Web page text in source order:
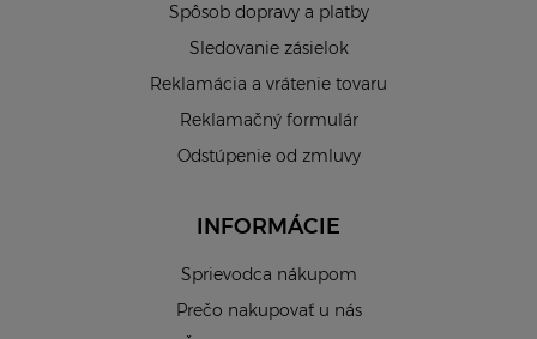
Spôsob dopravy a platby
Sledovanie zásielok
Reklamácia a vrátenie tovaru
Reklamačný formulár
Odstúpenie od zmluvy
INFORMÁCIE
Sprievodca nákupom
Prečo nakupovať u nás